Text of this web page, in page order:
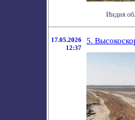
Индия
17.05.2026
12:37
5.